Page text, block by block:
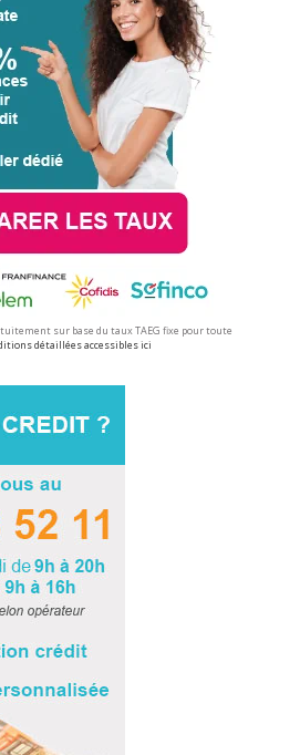
sur base du taux TAEG fixe pour toute
détaillées accessibles ici